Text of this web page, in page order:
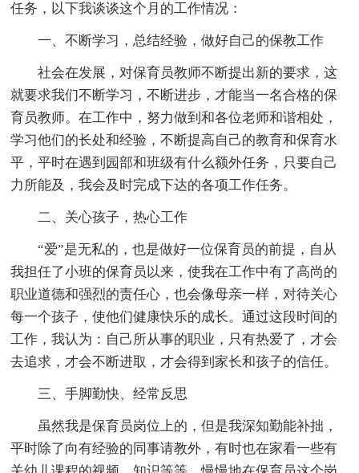
任务，以下我谈谈这个月的工作情况：
一、不断学习，总结经验，做好自己的保教工作
社会在发展，对保育员教师不断提出新的要求，这
就要求我们不断学习，不断进步，才能当一名合格的保
育员教师。在工作中，努力做到和各位老师和谐相处，
学习他们的长处和经验，不断提高自己的教育和保育水
平，平时在遇到园部和班级有什么额外任务，只要自己
力所能及，我会及时完成下达的各项工作任务。
二、关心孩子，热心工作
“爱”是无私的，也是做好一位保育员的前提，自从
我担任了小班的保育员以来，使我在工作中有了高尚的
职业道德和强烈的责任心，也会像母亲一样，对待关心
每一个孩子，使他们健康快乐的成长。通过这段时间的
工作，我认为：自己所从事的职业，只有热爱了，才会
去追求，才会不断进取，才会得到家长和孩子的信任。
三、手脚勤快、经常反思
虽然我是保育员岗位上的，但是我深知勤能补拙，
平时除了向有经验的同事请教外，有时也在家看一些有